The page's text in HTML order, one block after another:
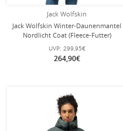
Jack Wolfskin
Jack Wolfskin Winter-Daunenmantel
Nordlicht Coat (Fleece-Futter)
navyblau Damen
UVP: 299,95€
264,90€